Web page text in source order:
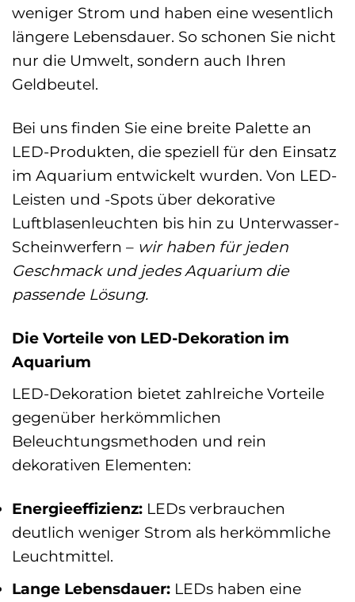
weniger Strom und haben eine wesentlich
längere Lebensdauer. So schonen Sie nicht
nur die Umwelt, sondern auch Ihren
Geldbeutel.
Bei uns finden Sie eine breite Palette an
LED-Produkten, die speziell für den Einsatz
im Aquarium entwickelt wurden. Von LED-
Leisten und -Spots über dekorative
Luftblasenleuchten bis hin zu Unterwasser-
Scheinwerfern – wir haben für jeden
Geschmack und jedes Aquarium die
passende Lösung.
Die Vorteile von LED-Dekoration im
Aquarium
LED-Dekoration bietet zahlreiche Vorteile
gegenüber herkömmlichen
Beleuchtungsmethoden und rein
dekorativen Elementen:
Energieeffizienz: LEDs verbrauchen
deutlich weniger Strom als herkömmliche
Leuchtmittel.
Lange Lebensdauer: LEDs haben eine